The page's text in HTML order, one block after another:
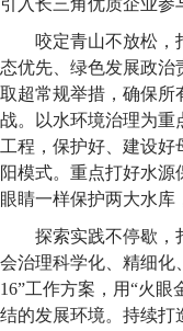
引入长三角优质企业参
咬定青山不放松，
态优先、绿色发展政
取超常规举措，确保所
战。以水环境治理为重
工程，保护好、建设好
阳模式。重点打好水
眼睛一样保护两大水库
探索实践不停歇，
会治理科学化、精细化
16”工作方案，用“火
结的发展环境。持续打